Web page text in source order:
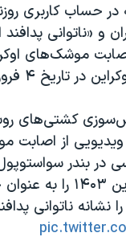
حساب کاربری
و «ناتوانی
موشک‌های
۴ فروردین است.
کشتی‌های
از اصابت
در بندر
در تاریخ ۴ فروردین
نشانه ناتوانی